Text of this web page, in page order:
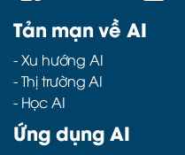
Tản mạn về AI
-Xu hướng AI
-Thị trường AI
- Học AI
Ứng dụng AI